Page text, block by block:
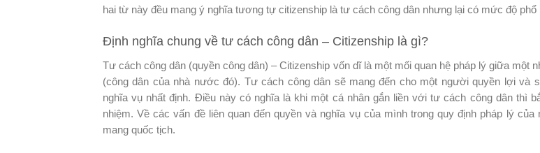
hai từ này đều mang ý nghĩa tương tự citizenship là tư cách công dân nhưng lại có mức độ phổ
Định nghĩa chung về tư cách công dân – Citizenship là gì?
Tư cách công dân (quyền công dân) – Citizenship vốn dĩ là một mối quan hệ pháp lý giữa một
(công dân của nhà nước đó). Tư cách công dân sẽ mang đến cho một người quyền lợi và
nghĩa vụ nhất định. Điều này có nghĩa là khi một cá nhân gắn liền với tư cách công dân thì
nhiệm. Về các vấn đề liên quan đến quyền và nghĩa vụ của mình trong quy định pháp lý
mang quốc tịch.